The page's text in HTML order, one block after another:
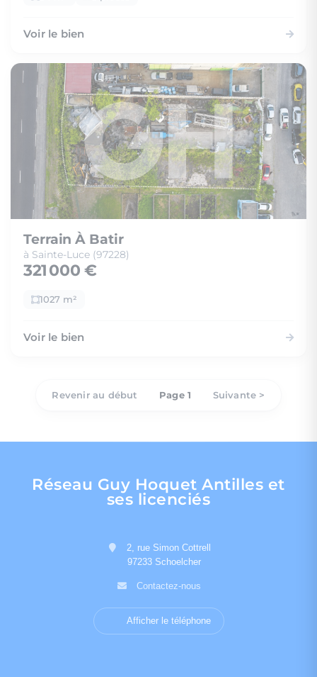
Voir le bien
Terrain À Batir
à Sainte-Luce (97228)
321 000 €
1027 m²
Voir le bien
Revenir au début Page 1 Suivante >
Réseau Guy Hoquet Antilles et
ses licenciés
2, rue Simon Cottrell
97233 Schoelcher
Contactez-nous
Afficher le téléphone